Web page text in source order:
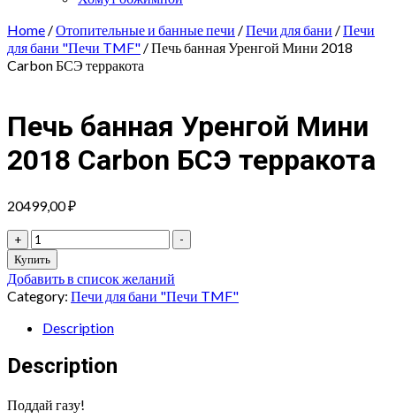
Home /Отопительные и банные печи /Печи для бани /Печи
для бани "Печи TMF" / Печь банная Уренгой Мини 2018
Carbon БСЭ терракота
Печь банная Уренгой Мини
2018 Carbon БСЭ терракота
20499,00₽
+
Печь
банная
Уренгой
Мини
2018
Carbon
терракота
quantity
-
Купить
Добавить в список желаний
Category: Печи для бани "Печи TMF"
Description
Description
Поддай газу!